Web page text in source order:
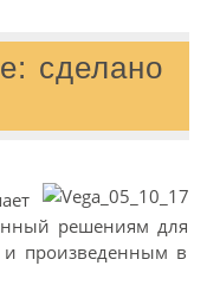
сделано
решениям для
и произведенным в